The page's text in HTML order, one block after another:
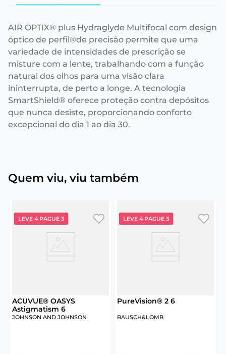
AIR OPTIX® plus Hydraglyde Multifocal com design
óptico de perfil®de precisão permite que uma
variedade de intensidades de prescrição se
misture com a lente, trabalhando com a função
natural dos olhos para uma visão clara
ininterrupta, de perto a longe. A tecnologia
SmartShield® oferece proteção contra depósitos
que nunca desiste, proporcionando conforto
excepcional do dia 1 ao dia 30.
Quem viu, viu também
LEVE 4 PAGUE 3
ACUVUE® OASYS
Astigmatism 6
JOHNSON AND JOHNSON
LEVE 4 PAGUE 3
PureVision® 2 6
BAUSCH&LOMB